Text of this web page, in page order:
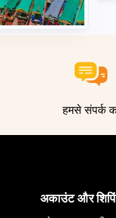
हमसे संपर्क
अकाउंट और